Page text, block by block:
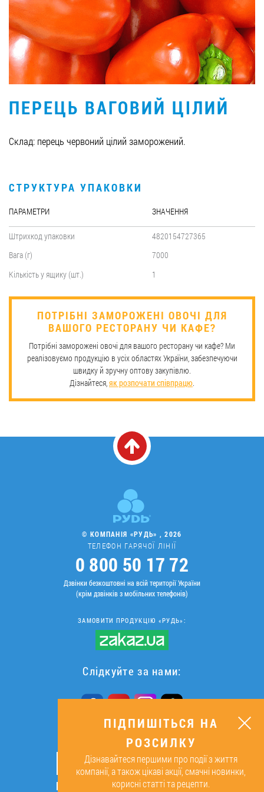
Вакансії
ЗАМОВИТИ ПРОДУКЦІЮ «РУДЬ»:
СТАТИ ПАРТНЕРОМ
0412 48 28 17
ПЕРЕЦЬ ВАГОВИЙ ЦІЛИЙ
Склад: перець червоний цілий заморожений.
СТРУКТУРА УПАКОВКИ
ПАРАМЕТРИ ЗНАЧЕННЯ
Штрихкод упаковки
4820154727365
Вага (г)
7000
Кількість у ящику (шт.)
1
ПОТРІБНІ ЗАМОРОЖЕНІ ОВОЧІ ДЛЯ
ВАШОГО РЕСТОРАНУ ЧИ КАФЕ?
Потрібні заморожені овочі для вашого ресторану чи кафе? Ми
реалізовуємо продукцію в усіх областях України, забезпечуючи
швидку й зручну оптову закупівлю.
Дізнайтеся, як розпочати співпрацю.
© КОМПАНІЯ «РУДЬ» , 2026
ТЕЛЕФОН ГАРЯЧОЇ ЛІНІЇ
0 800 50 17 72
Дзвінки безкоштовні на всій території України
(крім дзвінків з мобільних телефонів)
ЗАМОВИТИ ПРОДУКЦІЮ «РУДЬ»:
Слідкуйте за нами:
ПІДПИШІТЬСЯ НА РОЗСИЛКУ
ОК
Підписуючись, я даю згоду на
ПІДПИШІТЬСЯ НА
РОЗСИЛКУ
Дізнавайтеся першими про події з життя
компанії, а також цікаві акції, смачні новинки,
корисні статті та рецепти.